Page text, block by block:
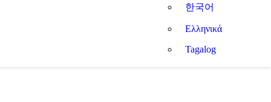
한국어
Ελληνικά
Tagalog